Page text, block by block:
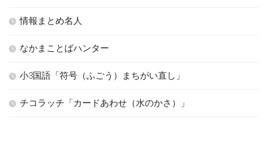
情報まとめ名人
なかまことばハンター
小3国語「符号（ふごう）まちがい直し」
チコラッチ「カードあわせ（水のかさ）」